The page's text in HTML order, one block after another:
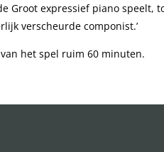
Groot expressief piano speelt,
verscheurde componist.’
het spel ruim 60 minuten.